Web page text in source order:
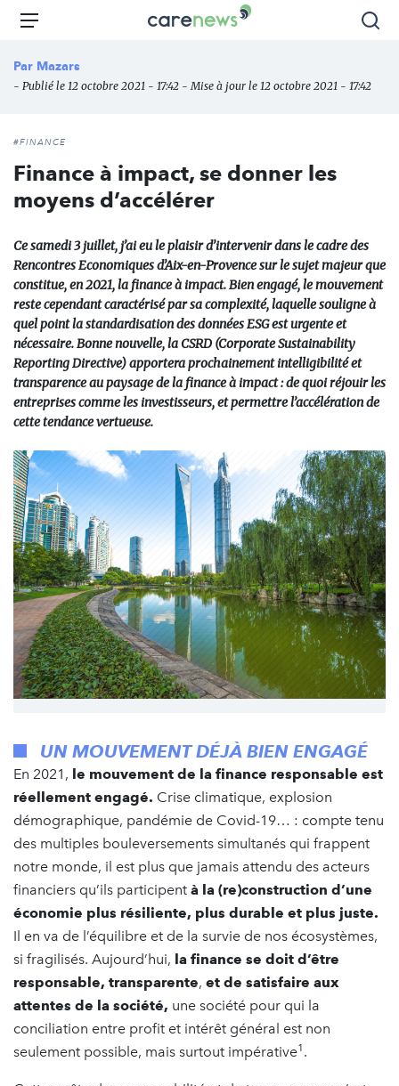
Aller
principal
Carenews,
des
Menu
Par Mazars
- Publié le 12 octobre 2021 - 17:42 - Mise à jour le 12 octobre 2021 - 17:42
#FINANCE
Finance à impact, se donner les
moyens d’accélérer
Ce samedi 3 juillet, j’ai eu le plaisir d’intervenir dans le cadre des
Rencontres Economiques d’Aix-en-Provence sur le sujet majeur que
constitue, en 2021, la finance à impact. Bien engagé, le mouvement
reste cependant caractérisé par sa complexité, laquelle souligne à
quel point la standardisation des données ESG est urgente et
nécessaire. Bonne nouvelle, la CSRD (Corporate Sustainability
Reporting Directive) apportera prochainement intelligibilité et
transparence au paysage de la finance à impact : de quoi réjouir les
entreprises comme les investisseurs, et permettre l’accélération de
cette tendance vertueuse.
UN MOUVEMENT DÉJÀ BIEN ENGAGÉ
En 2021, le mouvement de la finance responsable est
réellement engagé. Crise climatique, explosion
démographique, pandémie de Covid-19… : compte tenu
des multiples bouleversements simultanés qui frappent
notre monde, il est plus que jamais attendu des acteurs
financiers qu’ils participent à la (re)construction d’une
économie plus résiliente, plus durable et plus juste.
Il en va de l’équilibre et de la survie de nos écosystèmes,
si fragilisés. Aujourd’hui, la finance se doit d’être
responsable, transparente, et de satisfaire aux
attentes de la société, une société pour qui la
conciliation entre profit et intérêt général est non
seulement possible, mais surtout impérative1 .